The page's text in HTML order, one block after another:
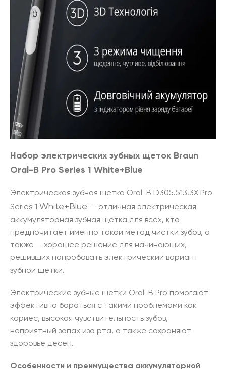
Набор электрических зубных щеток Braun
Oral-B Pro Series 1 White+Blue
Электрическая зубная щетка Oral-B D305.513.3X Pro
Series 1 White+Blue – отличная электрическая
аккумуляторная зубная щетка для всех, кто
предпочитает именно такой метод чистки зубов, а
также — хорошее решение для начинающих,
решивших попробовать электрический вариант
зубной щетки.
Электрические зубные щетки Oral-B Pro помогают
эффективно бороться с такими проблемами как
кариес, высокая чувствительность зубов,
неприятный запах изо рта, а также сохраняют
здоровье десен.
Особенности и преимущества аккумуляторной